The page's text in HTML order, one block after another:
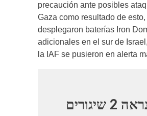
precaución ante posibles
Gaza como resultado de esto,
desplegaron baterías Iron
adicionales en el sur de
la IAF se pusieron en alerta
ככל הנראה 2 שיגורים